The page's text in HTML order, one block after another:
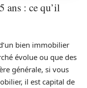
ans : ce qu’il
bien immobilier
évolue ou que des
générale, si vous
il est capital de